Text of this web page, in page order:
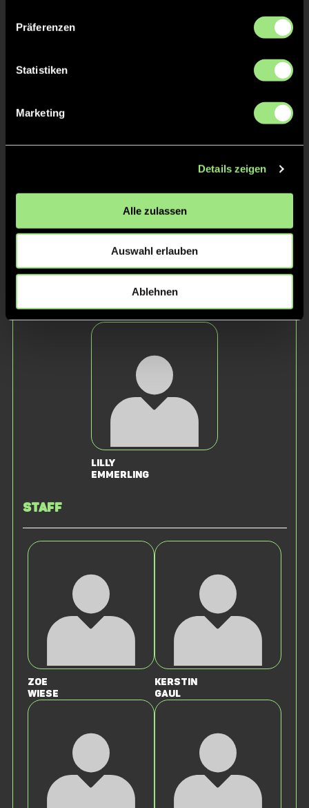
Präferenzen
Statistiken
Marketing
Details zeigen
Alle zulassen
Auswahl erlauben
Ablehnen
Charlotte
Carlotta
Lilly
Emmerling
Staff
Zoe
Wiese
Kerstin
Gaul